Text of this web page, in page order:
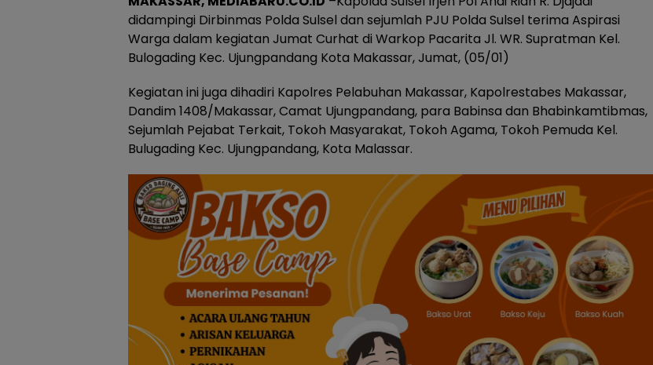
didampingi Dirbinmas Polda Sulsel dan sejumlah PJU Polda Sulsel terima Aspirasi
Warga dalam kegiatan Jumat Curhat di Warkop Pacarita Jl. WR. Supratman Kel.
Bulogading Kec. Ujungpandang Kota Makassar, Jumat, (05/01)
Kegiatan ini juga dihadiri Kapolres Pelabuhan Makassar, Kapolrestabes Makassar,
Dandim 1408/Makassar, Camat Ujungpandang, para Babinsa dan Bhabinkamtibmas,
Sejumlah Pejabat Terkait, Tokoh Masyarakat, Tokoh Agama, Tokoh Pemuda Kel.
Bulugading Kec. Ujungpandang, Kota Malassar.